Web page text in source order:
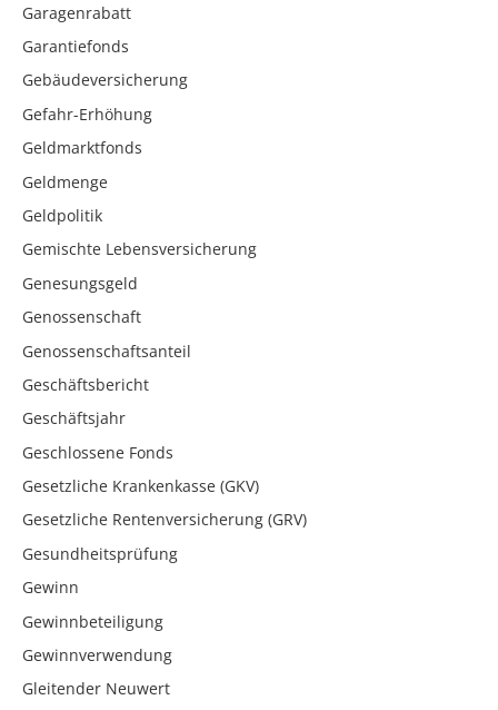
Garagenrabatt
Garantiefonds
Gebäudeversicherung
Gefahr-Erhöhung
Geldmarktfonds
Geldmenge
Geldpolitik
Gemischte Lebensversicherung
Genesungsgeld
Genossenschaft
Genossenschaftsanteil
Geschäftsbericht
Geschäftsjahr
Geschlossene Fonds
Gesetzliche Krankenkasse (GKV)
Gesetzliche Rentenversicherung (GRV)
Gesundheitsprüfung
Gewinn
Gewinnbeteiligung
Gewinnverwendung
Gleitender Neuwert